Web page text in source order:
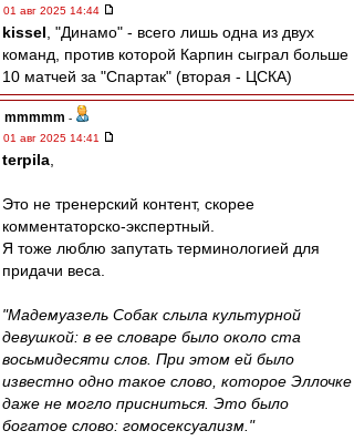
01 авг 2025 14:44
kissel , "Динамо" - всего лишь одна из двух
команд, против которой Карпин сыграл больше
10 матчей за "Спартак" (вторая - ЦСКА)
mmmmm -
01 авг 2025 14:41
terpila
Это не тренерский контент, скорее
комментаторско-экспертный.
Я тоже люблю запутать терминологией для
придачи веса.
"Мадемуазель Собак слыла культурной
девушкой: в ее словаре было около ста
восьмидесяти слов. При этом ей было
известно одно такое слово, которое Эллочке
даже не могло присниться. Это было
богатое слово: гомосексуализм."